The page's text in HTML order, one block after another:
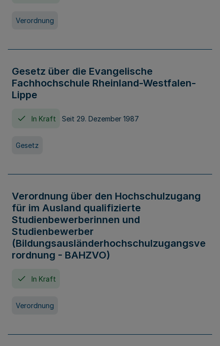
Verordnung
Gesetz über die Evangelische
Fachhochschule Rheinland-Westfalen-
Lippe
In Kraft Seit 29. Dezember 1987
Gesetz
Verordnung über den Hochschulzugang
für im Ausland qualifizierte
Studienbewerberinnen und
Studienbewerber
(Bildungsausländerhochschulzugangsve
rordnung - BAHZVO)
In Kraft
Verordnung